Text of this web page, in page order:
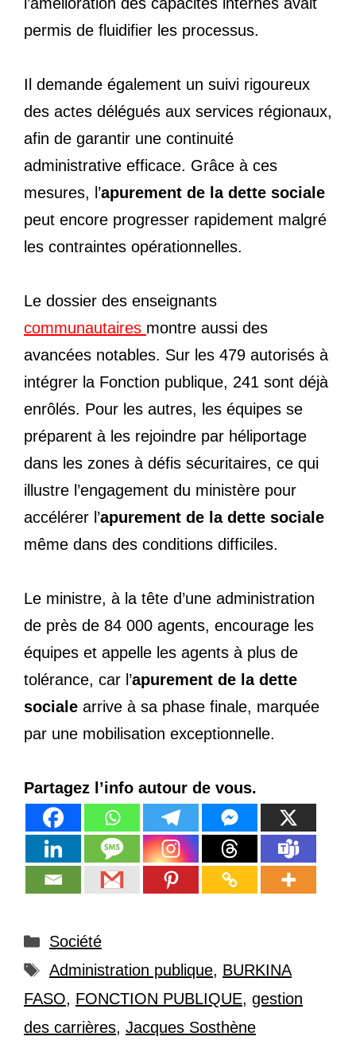
l’amélioration des capacités internes avait
permis de fluidifier les processus.
Il demande également un suivi rigoureux
des actes délégués aux services régionaux,
afin de garantir une continuité
administrative efficace. Grâce à ces
mesures, l’apurement de la dette sociale
peut encore progresser rapidement malgré
les contraintes opérationnelles.
Le dossier des enseignants
communautaires montre aussi des
avancées notables. Sur les 479 autorisés à
intégrer la Fonction publique, 241 sont déjà
enrôlés. Pour les autres, les équipes se
préparent à les rejoindre par héliportage
dans les zones à défis sécuritaires, ce qui
illustre l’engagement du ministère pour
accélérer l’apurement de la dette sociale
même dans des conditions difficiles.
Le ministre, à la tête d’une administration
de près de 84 000 agents, encourage les
équipes et appelle les agents à plus de
tolérance, car l’apurement de la dette
sociale arrive à sa phase finale, marquée
par une mobilisation exceptionnelle.
Partagez l’info autour de vous.
Catégories
Société
Étiquettes
Administration publique, BURKINA
FASO, FONCTION PUBLIQUE, gestion
des carrières, Jacques Sosthène